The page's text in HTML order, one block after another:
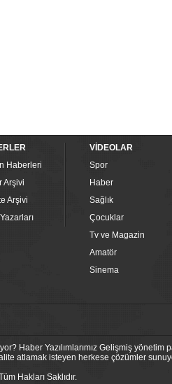
Haberleri
Arşivi
Arşivi
VİDEOLAR
Spor
Haber
Sağlık
Çocuklar
Tv ve Magazin
Amatör
Sinema
Haber Yazılımlarımız Gelişmiş
atlamak isteyen herkese çözümler
Hakları Saklıdır.